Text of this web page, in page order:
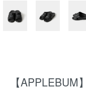
【APPLEBUM